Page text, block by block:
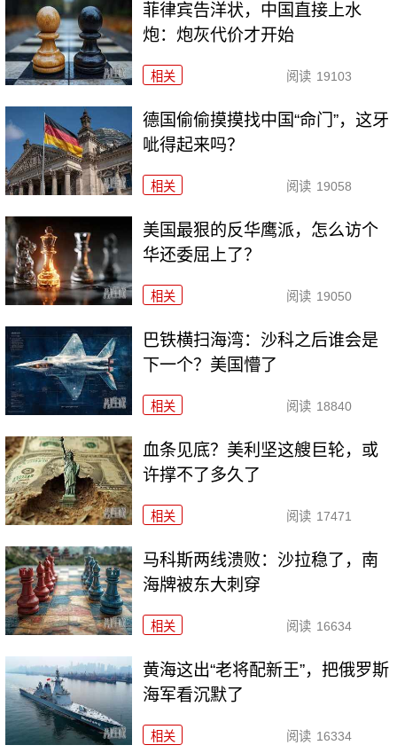
菲律宾告洋状，中国直接上水
炮：炮灰代价才开始
相关 阅读 19103
德国偷偷摸摸找中国“命门”，这牙
呲得起来吗？
相关 阅读 19058
美国最狠的反华鹰派，怎么访个
华还委屈上了？
相关 阅读 19050
巴铁横扫海湾：沙科之后谁会是
下一个？美国懵了
相关 阅读 18840
血条见底？美利坚这艘巨轮，或
许撑不了多久了
相关 阅读 17471
马科斯两线溃败：沙拉稳了，南
海牌被东大刺穿
相关 阅读 16634
黄海这出“老将配新王”，把俄罗斯
海军看沉默了
相关 阅读 16334